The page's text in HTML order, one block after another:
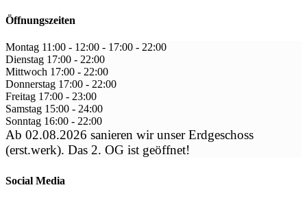
Öffnungszeiten
Montag 11:00 - 12:00 - 17:00 - 22:00
Dienstag 17:00 - 22:00
Mittwoch 17:00 - 22:00
Donnerstag 17:00 - 22:00
Freitag 17:00 - 23:00
Samstag 15:00 - 24:00
Sonntag 16:00 - 22:00
Ab 02.08.2026 sanieren wir unser Erdgeschoss
(erst.werk). Das 2. OG ist geöffnet!
Social Media